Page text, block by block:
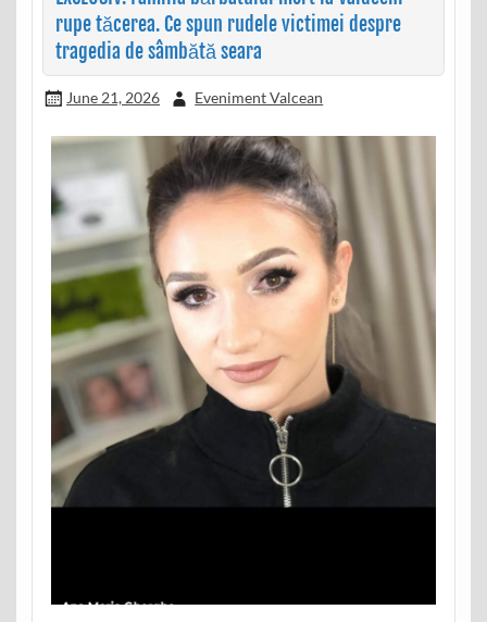
rupe tăcerea. Ce spun rudele victimei despre
tragedia de sâmbătă seara
June 21, 2026 Eveniment Valcean